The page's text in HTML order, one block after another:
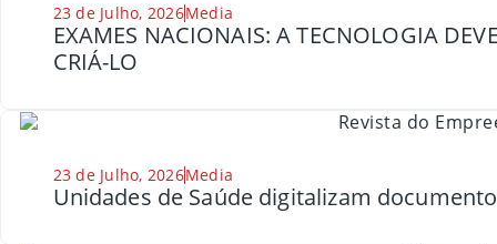
23 de Julho, 2026Media
EXAMES NACIONAIS: A TECNOLOGIA
CRIÁ-LO
23 de Julho, 2026Media
Unidades de Saúde digitalizam